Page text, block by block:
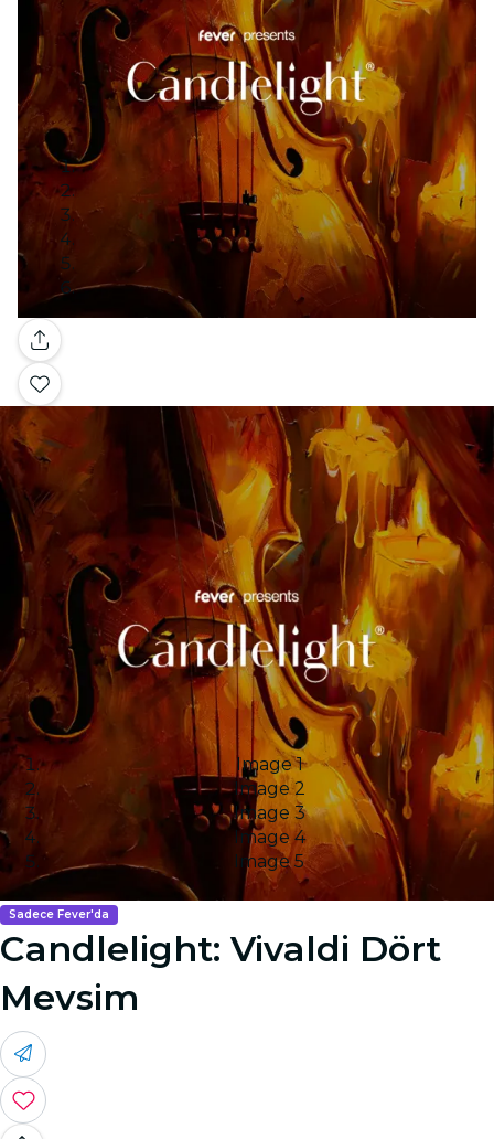
Galeri
Image 1
Image 2
Image 3
Image 4
Image 5
Sadece Fever'da
Candlelight: Vivaldi Dört
Mevsim